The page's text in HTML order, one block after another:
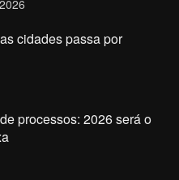
cidades passa por
processos: 2026 será o